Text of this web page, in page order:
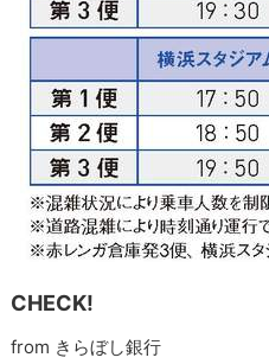
CHECK!
from きらぼし銀行